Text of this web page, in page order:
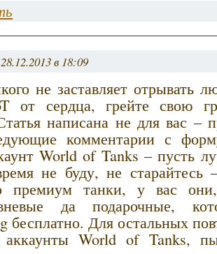
28.12.2013 в 18:09
не заставляет отрывать
от сердца, грейте свою
написана не для вас –
комментарии с
World of Tanks – пусть
не буду, не
премиум танки, у вас они,
да подарочные,
бесплатно. Для остальных
аккаунты World of Tanks,